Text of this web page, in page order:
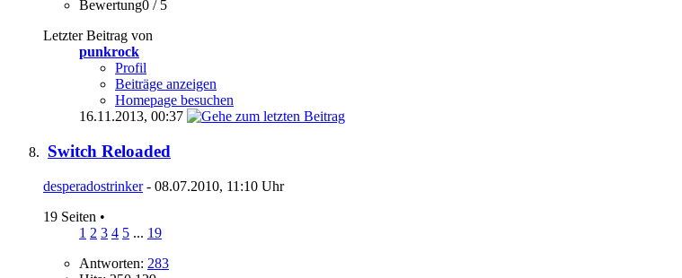
Bewertung0 / 5
Letzter Beitrag von
punkrock
Profil
Beiträge anzeigen
Homepage besuchen
16.11.2013, 00:37
Switch Reloaded
desperadostrinker- 08.07.2010, 11:10 Uhr
19 Seiten •
1 2 3 4 5 ... 19
Antworten: 283